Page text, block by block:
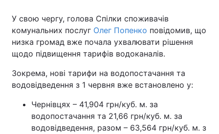
У свою чергу, голова Спілки споживачів
комунальних послуг Олег Попенко повідомив, що
низка громад вже почала ухвалювати рішення
щодо підвищення тарифів водоканалів.
Зокрема, нові тарифи на водопостачання та
водовідведення з 1 червня вже встановлено у:
Чернівцях – 41,904 грн/куб. м. за
водопостачання та 21,66 грн/куб. м. за
водовідведення, разом – 63,564 грн/куб. м. з